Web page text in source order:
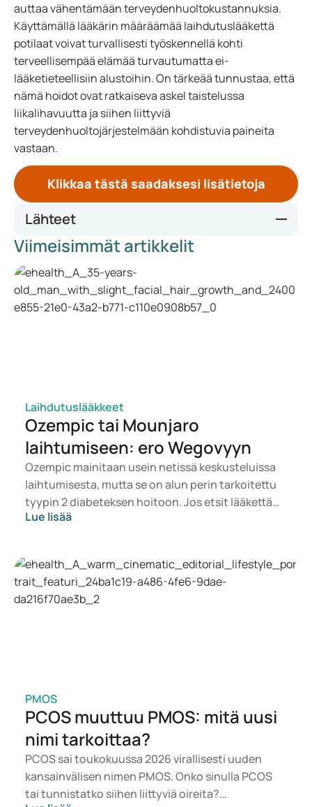
auttaa vähentämään terveydenhuoltokustannuksia.
Käyttämällä lääkärin määräämää laihdutuslääkettä
potilaat voivat turvallisesti työskennellä kohti
terveellisempää elämää turvautumatta ei-
lääketieteellisiin alustoihin. On tärkeää tunnustaa, että
nämä hoidot ovat ratkaiseva askel taistelussa
liikalihavuutta ja siihen liittyviä
terveydenhuoltojärjestelmään kohdistuvia paineita
vastaan.
Klikkaa tästä saadaksesi lisätietoja
Lähteet
https://www.nbcnews.com/nightly-news/video/nbc-news-
exclusive-ozempic-and-wegovy-novo-nordisk-ceo-
speaks-out-on-high-prices-drug-shortages-
217953349854
https://www.who.int/news-room/fact-
Viimeisimmät artikkelit
Laihdutuslääkkeet
Ozempic tai Mounjaro
laihtumiseen: ero Wegovyyn
Ozempic mainitaan usein netissä keskusteluissa
laihtumisesta, mutta se on alun perin tarkoitettu
tyypin 2 diabeteksen hoitoon. Jos etsit lääkettä
painonhallintaan, esille nousevat
terveydentilasi, BMI:si ja käyttämäsi lääkityksen
perusteella.
Lue lisää
PMOS
PCOS muuttuu PMOS: mitä uusi
nimi tarkoittaa?
PCOS sai toukokuussa 2026 virallisesti uuden
kansainvälisen nimen PMOS. Onko sinulla PCOS
tai tunnistatko siihen liittyviä oireita?